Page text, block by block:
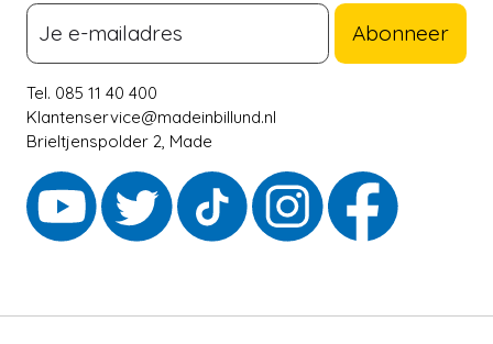
Abonneer
Tel. 085 11 40 400
Klantenservice@madeinbillund.nl
Brieltjenspolder 2, Made